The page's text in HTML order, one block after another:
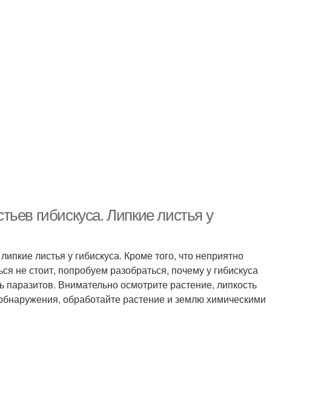
гибискуса. Липкие листья у
листья у гибискуса. Кроме того, что неприятно
не стоит, попробуем разобраться, почему у гибискуса
Внимательно осмотрите растение, липкость
обработайте растение и землю химическими